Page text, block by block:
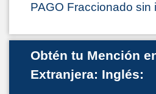
PAGO Fraccionado sin
Obtén tu Mención
Extranjera: Inglés: